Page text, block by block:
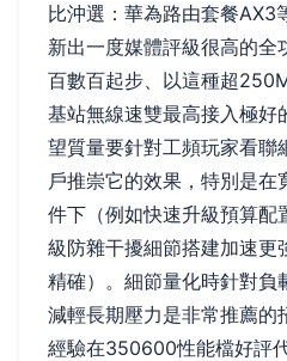
比沖選：華為路由套餐AX3
新出一度媒體評級很高的全
百數百起步、以這種超
基站無線速雙最高接入極好
望質量要針對工頻玩家看聯
戶推崇它的效果，特別是在
件下（例如快速升級預算配
級防雜干擾細節搭建加速更
精確）。細節量化時針對負
減輕長期壓力是非常推薦的
經驗在350600性能檔好評